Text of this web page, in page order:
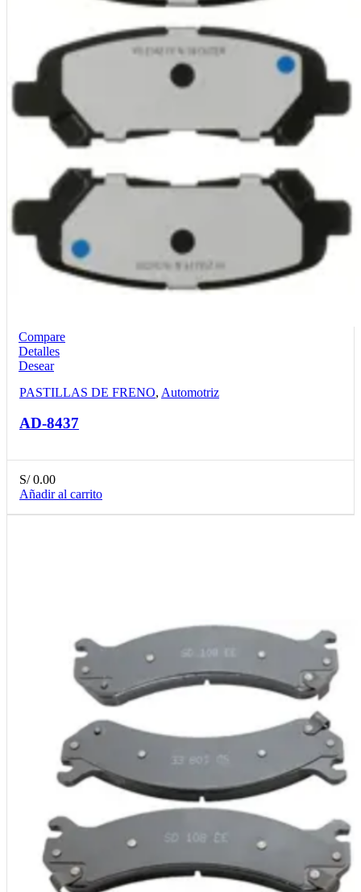
Compare
Detalles
Desear
PASTILLAS DE FRENO, Automotriz
AD-8437
S/0.00
Añadir al carrito